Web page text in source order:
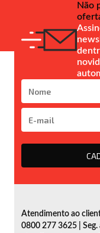
Não
Atendimento ao
0800 277 3625 | Seg.